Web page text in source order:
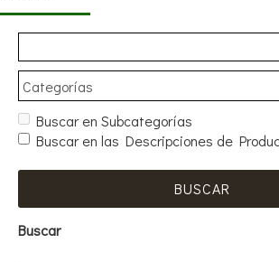
Buscar en Subcategorías
Buscar en las Descripciones de
BUSCAR
Buscar